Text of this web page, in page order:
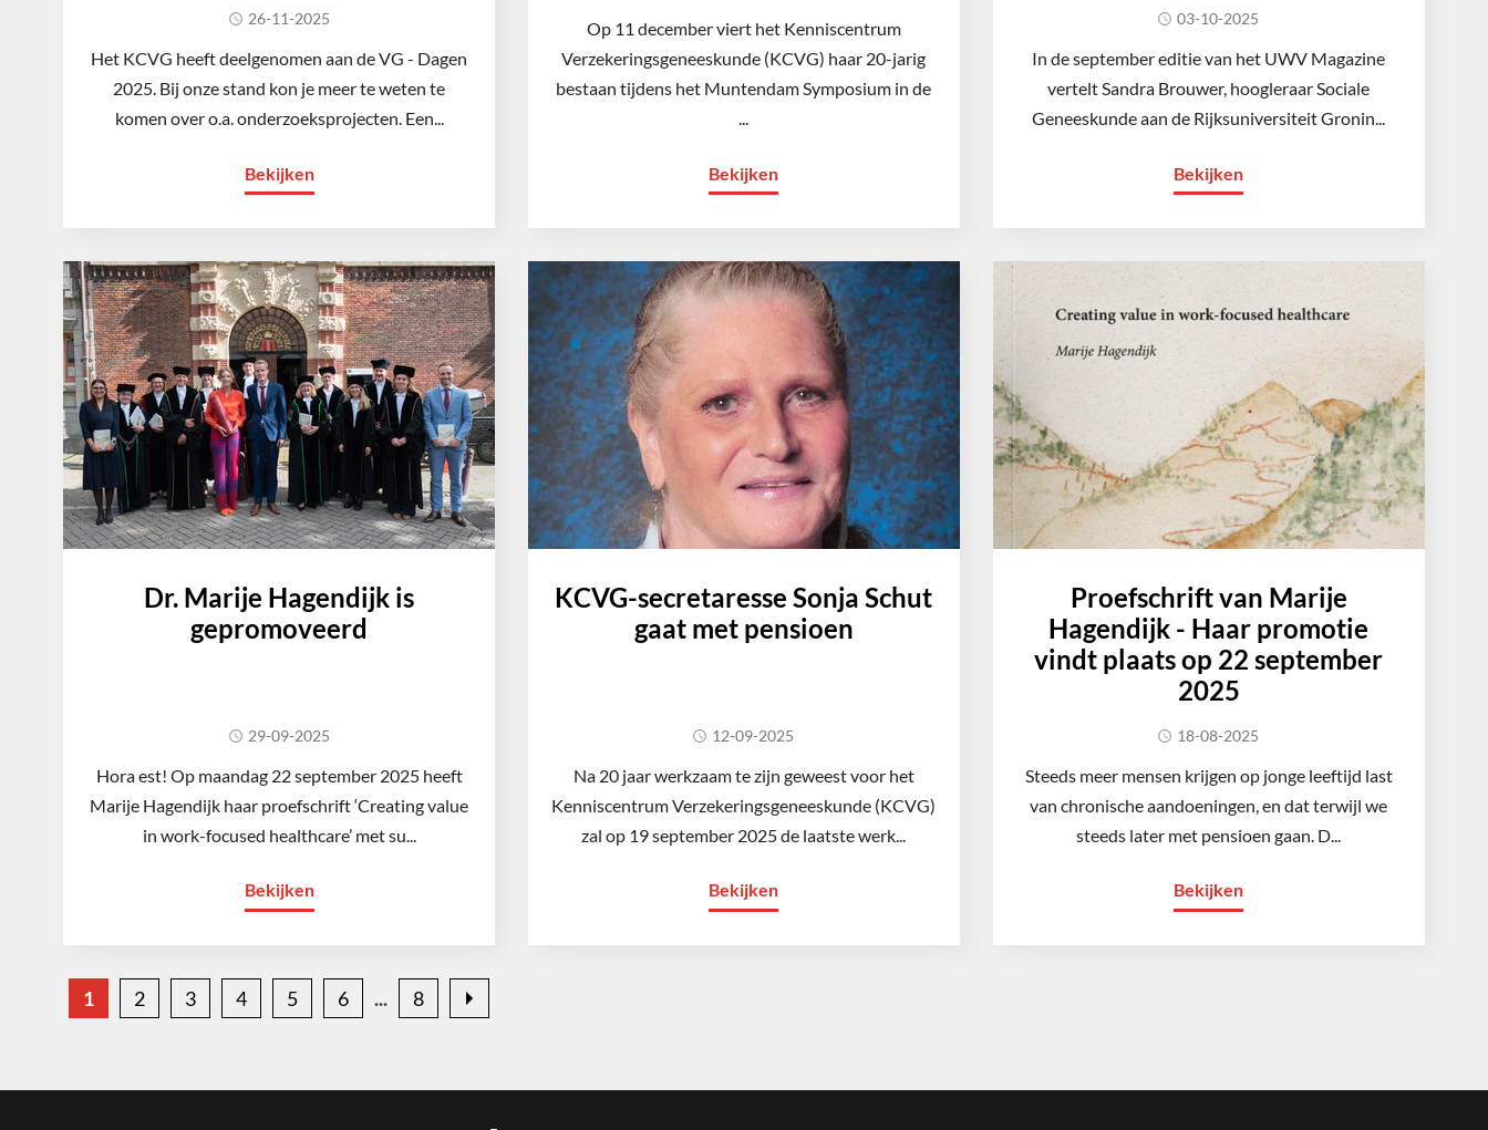
26-11-2025
Het KCVG heeft deelgenomen aan de VG - Dagen
2025. Bij onze stand kon je meer te weten te
komen over o.a. onderzoeksprojecten. Een...
Bekijken
Op 11 december viert het Kenniscentrum
Verzekeringsgeneeskunde (KCVG) haar 20-jarig
bestaan tijdens het Muntendam Symposium in de
...
Bekijken
03-10-2025
In de september editie van het UWV Magazine
vertelt Sandra Brouwer, hoogleraar Sociale
Geneeskunde aan de Rijksuniversiteit Gronin...
Bekijken
Dr. Marije Hagendijk is
gepromoveerd
29-09-2025
Hora est! Op maandag 22 september 2025 heeft
Marije Hagendijk haar proefschrift ‘Creating value
in work-focused healthcare’ met su...
Bekijken
KCVG-secretaresse Sonja Schut
gaat met pensioen
12-09-2025
Na 20 jaar werkzaam te zijn geweest voor het
Kenniscentrum Verzekeringsgeneeskunde (KCVG)
zal op 19 september 2025 de laatste werk...
Bekijken
Proefschrift van Marije
Hagendijk - Haar promotie
vindt plaats op 22 september
2025
18-08-2025
Steeds meer mensen krijgen op jonge leeftijd last
van chronische aandoeningen, en dat terwijl we
steeds later met pensioen gaan. D...
Bekijken
1 2 3 4 5 6 8